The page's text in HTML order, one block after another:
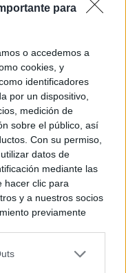
para
o accedemos a
cookies, y
identificadores
por un dispositivo,
medición de
sobre el público, así
Con su permiso,
datos de
mediante las
hacer clic para
y a nuestros socios
previamente
que algún